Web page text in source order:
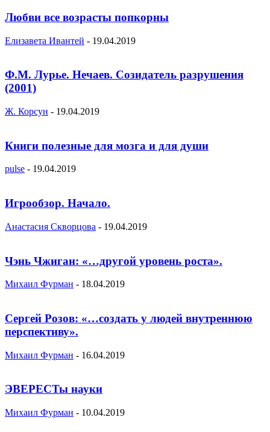
Любви все возрасты попкорны
Елизавета Ивантей - 19.04.2019
Ф.М. Лурье. Нечаев. Созидатель разрушения
(2001)
Ж. Корсун - 19.04.2019
Книги полезные для мозга и для души
pulse - 19.04.2019
Игрообзор. Начало.
Анастасия Скворцова - 19.04.2019
Чэнь Чжиган: «…другой уровень роста».
Михаил Фурман - 18.04.2019
Сергей Розов: «…создать у людей внутреннюю
перспективу».
Михаил Фурман - 16.04.2019
ЭВЕРЕСТы науки
Михаил Фурман - 10.04.2019